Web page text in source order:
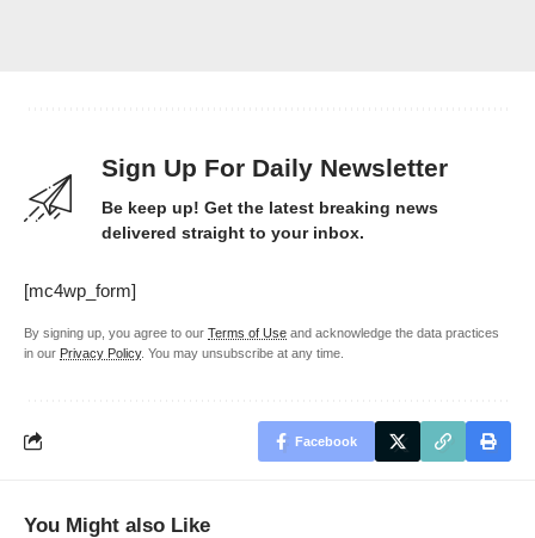
Sign Up For Daily Newsletter
Be keep up! Get the latest breaking news
delivered straight to your inbox.
[mc4wp_form]
By signing up, you agree to our Terms of Use and acknowledge the data practices
in our Privacy Policy. You may unsubscribe at any time.
Facebook
You Might also Like